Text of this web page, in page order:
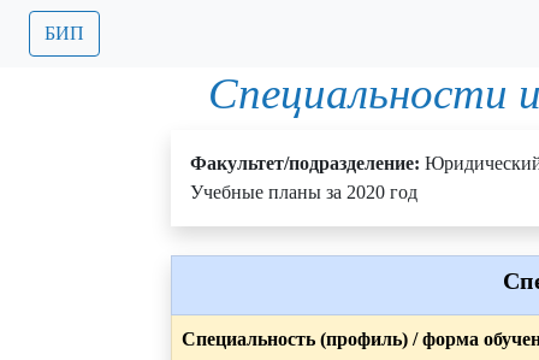
БИП
Специальности
Факультет/подразделение:
Учебные планы за 2020 год
Специальность (профиль) / форма